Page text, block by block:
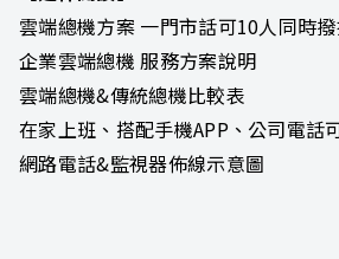
雲端總機方案 一門市話可10人同時
企業雲端總機 服務方案說明
雲端總機&傳統總機比較表
在家上班、搭配手機APP、公司電話
網路電話&監視器佈線示意圖